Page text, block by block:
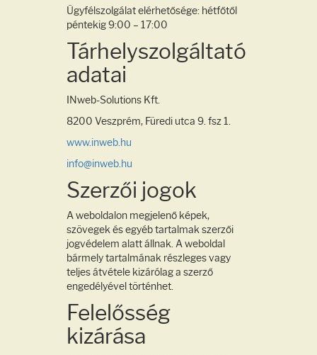
Ügyfélszolgálat elérhetősége: hétfőtől
péntekig 9:00 – 17:00
Tárhelyszolgáltató
adatai
INweb-Solutions Kft.
8200 Veszprém, Füredi utca 9. fsz 1.
www.inweb.hu
info@inweb.hu
Szerzői jogok
A weboldalon megjelenő képek,
szövegek és egyéb tartalmak szerzői
jogvédelem alatt állnak. A weboldal
bármely tartalmának részleges vagy
teljes átvétele kizárólag a szerző
engedélyével történhet.
Felelősség
kizárása